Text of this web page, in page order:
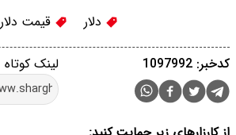
دلار قیمت دلار
لینک کوتاه کدخبر: 1097992